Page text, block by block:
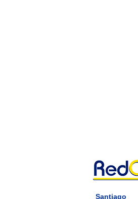
Santiago